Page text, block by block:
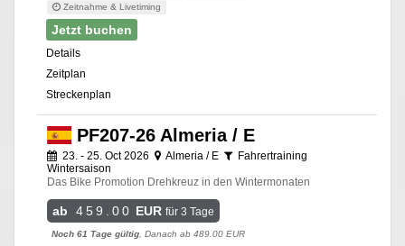
Zeitnahme & Livetiming
Jetzt buchen
Details
Zeitplan
Streckenplan
PF207-26 Almeria / E
23. - 25. Oct 2026 Almeria / E
Fahrertraining
Wintersaison
Das Bike Promotion Drehkreuz in den Wintermonaten
ab 459.00 EUR für 3 Tage
Noch 61 Tage gültig , Danach ab 489.00 EUR